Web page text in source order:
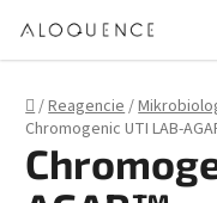
Domov
/Reagencie/
Chromogenic UTI LAB-